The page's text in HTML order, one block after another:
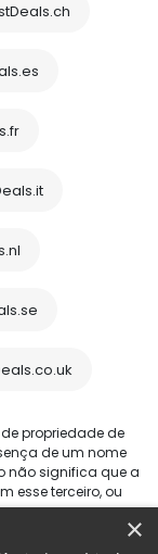
propriedade de
de um nome
não significa que a
esse terceiro, ou
×